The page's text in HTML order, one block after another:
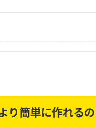
り簡単に作れる